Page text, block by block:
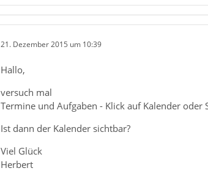
21. Dezember 2015 um 10:39
Hallo,
versuch mal
Termine und Aufgaben - Klick auf Kalender oder
Ist dann der Kalender sichtbar?
Viel Glück
Herbert